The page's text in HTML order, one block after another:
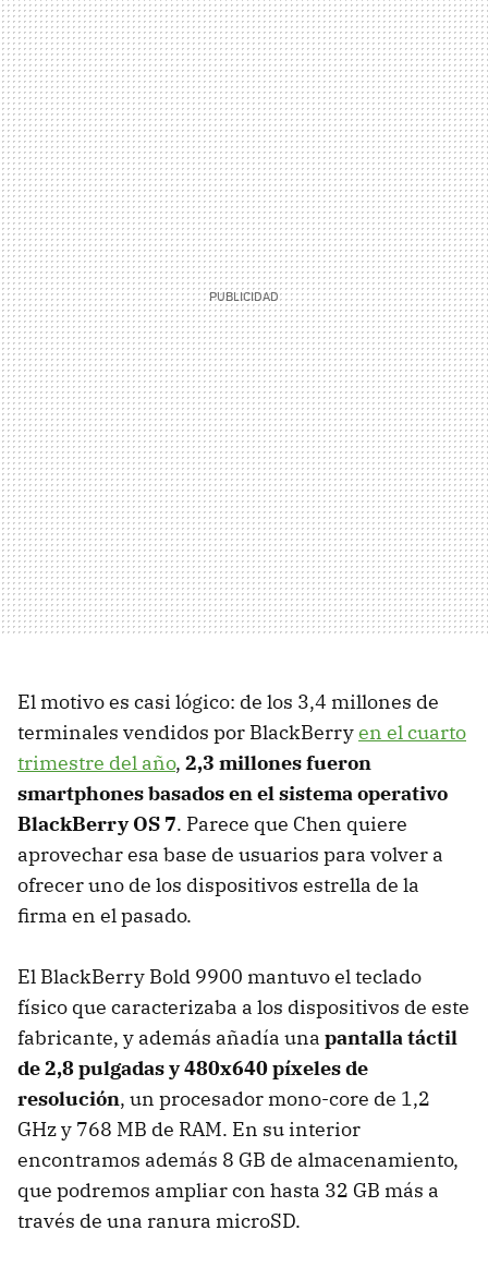
El motivo es casi lógico: de los 3,4 millones de
terminales vendidos por BlackBerryen el cuarto
trimestre del año, 2,3 millones fueron
smartphones basados en el sistema operativo
BlackBerry OS 7. Parece que Chen quiere
aprovechar esa base de usuarios para volver a
ofrecer uno de los dispositivos estrella de la
firma en el pasado.
El BlackBerry Bold 9900 mantuvo el teclado
físico que caracterizaba a los dispositivos de este
fabricante, y además añadía una pantalla táctil
de 2,8 pulgadas y 480x640 píxeles de
resolución, un procesador mono-core de 1,2
GHz y 768 MB de RAM. En su interior
encontramos además 8 GB de almacenamiento,
que podremos ampliar con hasta 32 GB más a
través de una ranura microSD.